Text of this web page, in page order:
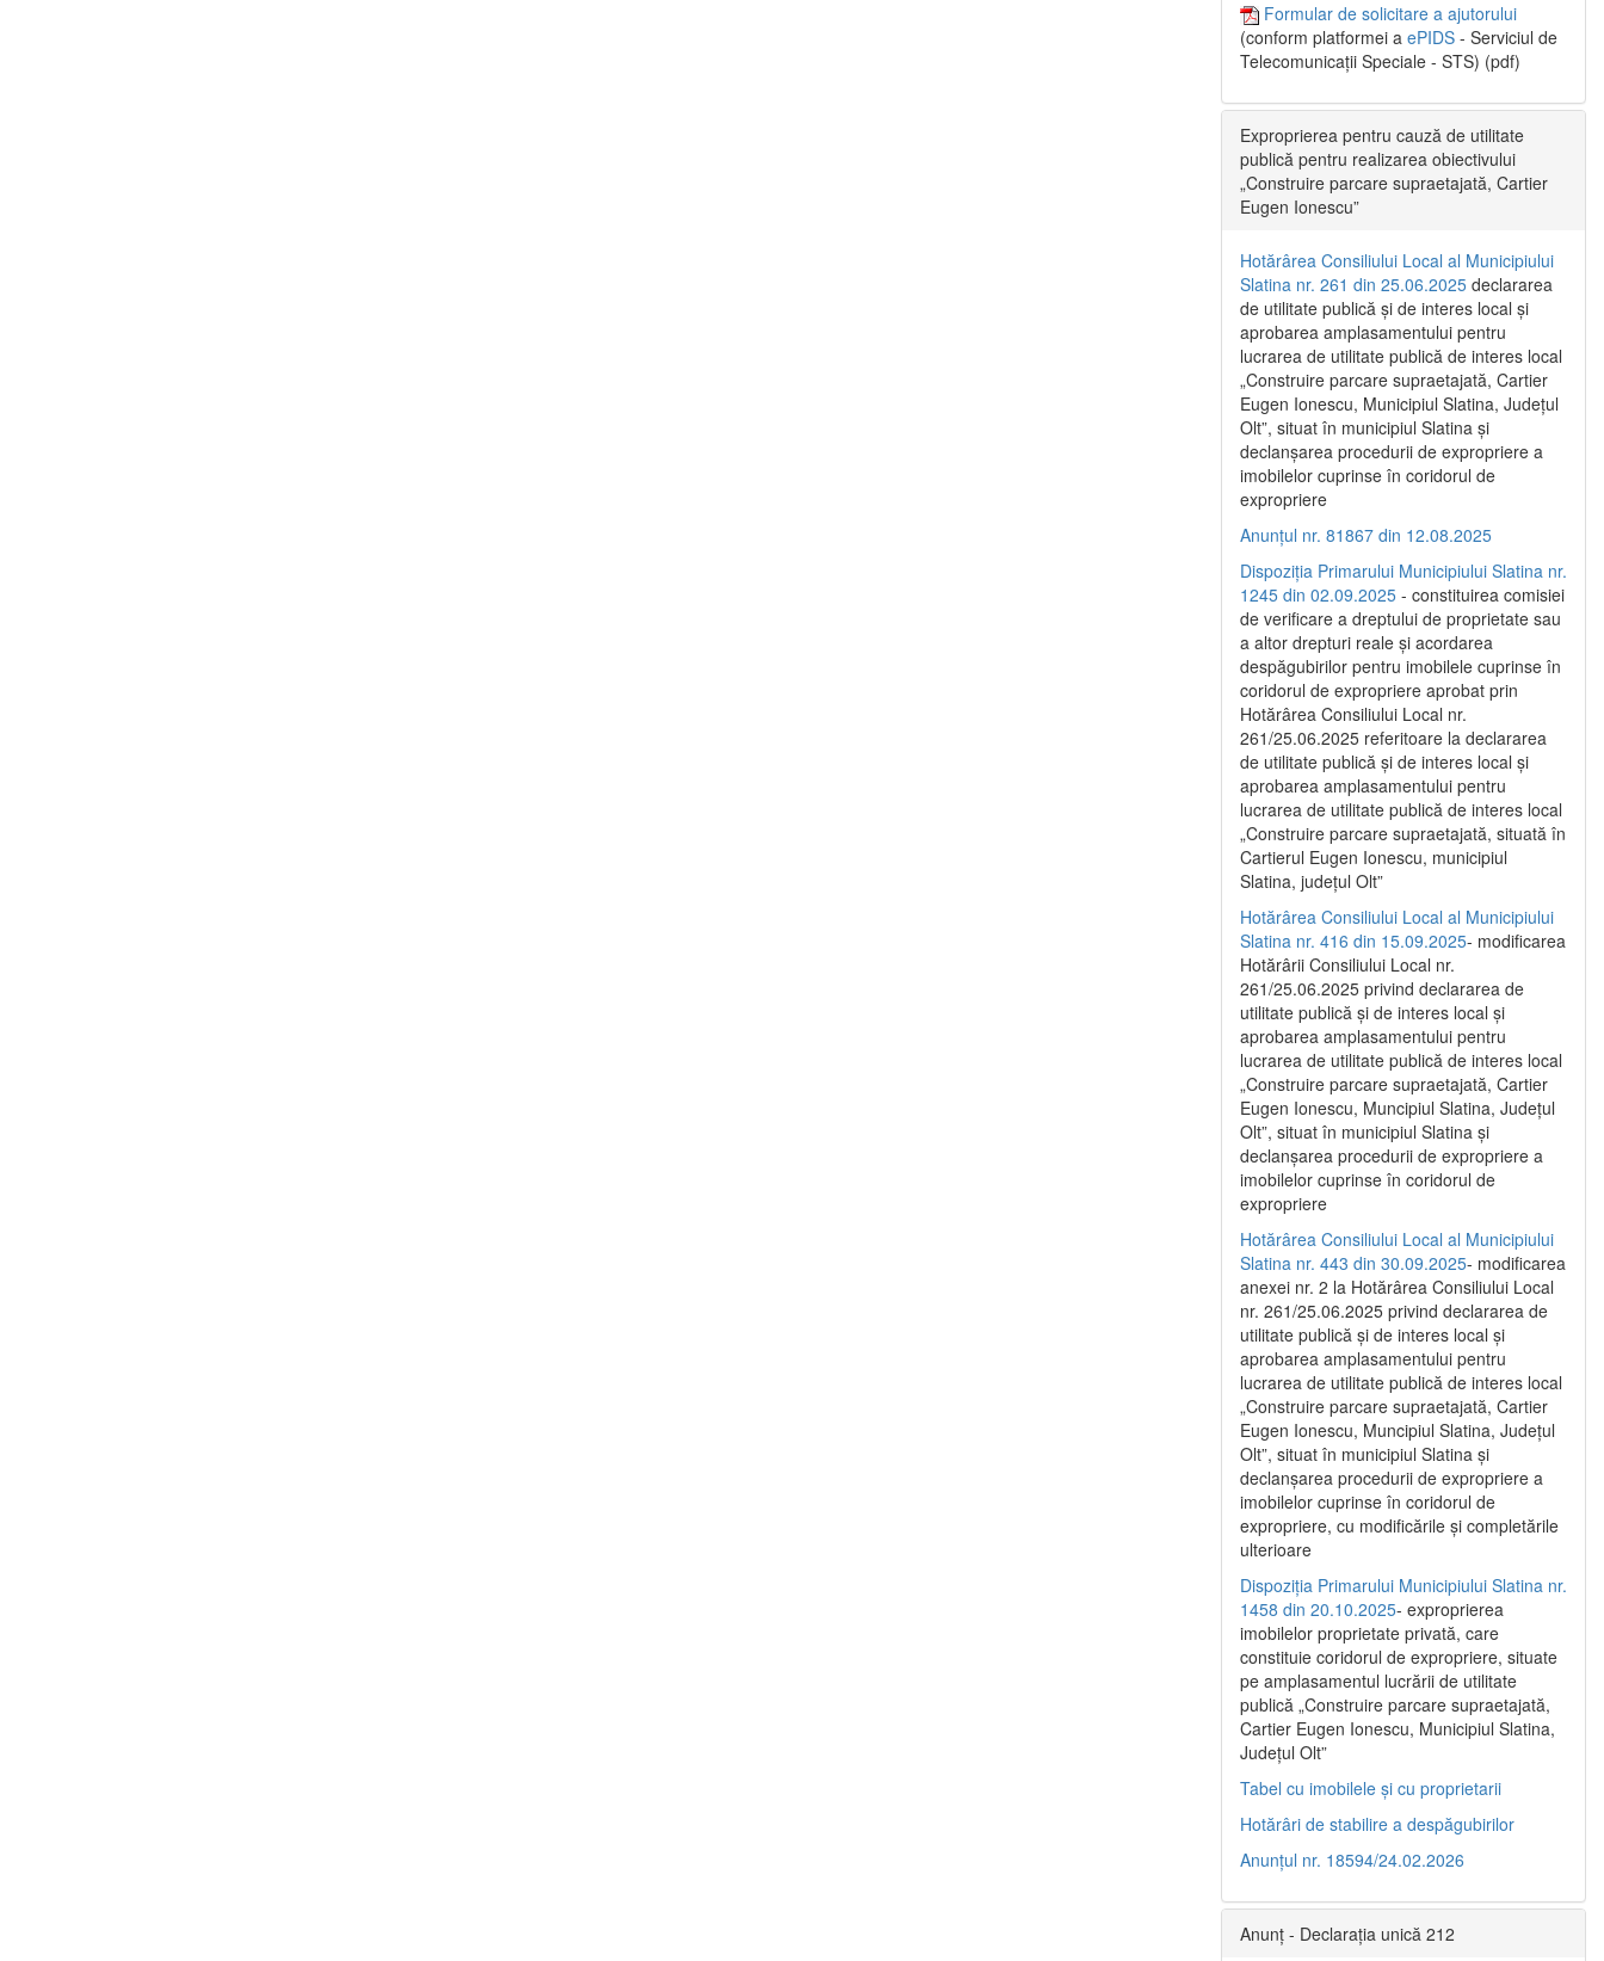
Formular de solicitare a ajutorului
(conform platformei a ePIDS - Serviciul de
Telecomunicații Speciale - STS) (pdf)
Exproprierea pentru cauză de utilitate
publică pentru realizarea obiectivului
„Construire parcare supraetajată, Cartier
Eugen Ionescu”
Hotărârea Consiliului Local al Municipiului
Slatina nr. 261 din 25.06.2025 declararea
de utilitate publică și de interes local și
aprobarea amplasamentului pentru
lucrarea de utilitate publică de interes local
„Construire parcare supraetajată, Cartier
Eugen Ionescu, Municipiul Slatina, Județul
Olt”, situat în municipiul Slatina și
declanșarea procedurii de expropriere a
imobilelor cuprinse în coridorul de
expropriere
Anunțul nr. 81867 din 12.08.2025
Dispoziția Primarului Municipiului Slatina nr.
1245 din 02.09.2025 - constituirea comisiei
de verificare a dreptului de proprietate sau
a altor drepturi reale și acordarea
despăgubirilor pentru imobilele cuprinse în
coridorul de expropriere aprobat prin
Hotărârea Consiliului Local nr.
261/25.06.2025 referitoare la declararea
de utilitate publică și de interes local și
aprobarea amplasamentului pentru
lucrarea de utilitate publică de interes local
„Construire parcare supraetajată, situată în
Cartierul Eugen Ionescu, municipiul
Slatina, județul Olt”
Hotărârea Consiliului Local al Municipiului
Slatina nr. 416 din 15.09.2025- modificarea
Hotărârii Consiliului Local nr.
261/25.06.2025 privind declararea de
utilitate publică și de interes local și
aprobarea amplasamentului pentru
lucrarea de utilitate publică de interes local
„Construire parcare supraetajată, Cartier
Eugen Ionescu, Muncipiul Slatina, Județul
Olt”, situat în municipiul Slatina și
declanșarea procedurii de expropriere a
imobilelor cuprinse în coridorul de
expropriere
Hotărârea Consiliului Local al Municipiului
Slatina nr. 443 din 30.09.2025- modificarea
anexei nr. 2 la Hotărârea Consiliului Local
nr. 261/25.06.2025 privind declararea de
utilitate publică şi de interes local şi
aprobarea amplasamentului pentru
lucrarea de utilitate publică de interes local
„Construire parcare supraetajată, Cartier
Eugen Ionescu, Muncipiul Slatina, Judeţul
Olt”, situat în municipiul Slatina şi
declanşarea procedurii de expropriere a
imobilelor cuprinse în coridorul de
expropriere, cu modificările şi completările
ulterioare
Dispoziția Primarului Municipiului Slatina nr.
1458 din 20.10.2025- exproprierea
imobilelor proprietate privată, care
constituie coridorul de expropriere, situate
pe amplasamentul lucrării de utilitate
publică „Construire parcare supraetajată,
Cartier Eugen Ionescu, Municipiul Slatina,
Județul Olt”
Tabel cu imobilele și cu proprietarii
Hotărâri de stabilire a despăgubirilor
Anunțul nr. 18594/24.02.2026
Anunț - Declarația unică 212